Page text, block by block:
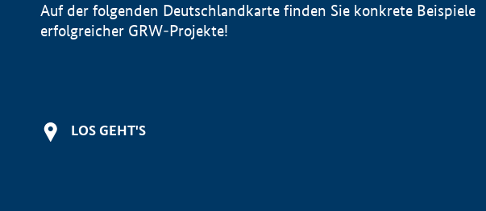
Auf der folgenden Deutschlandkarte finden Sie konkrete Beispiele
erfolgreicher GRW-Projekte!
LOS GEHT'S